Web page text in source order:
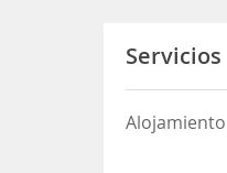
Servicios
Alojamiento